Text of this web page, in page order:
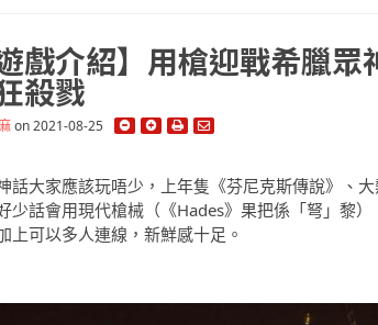
遊戲介紹】用槍迎戰希臘
殺戮
on 2021-08-25
話大家應該玩唔少，上年隻《芬尼克斯傳說》、
少話會用現代槍械（《Hades》果把係「弩」黎
上可以多人連線，新鮮感十足。